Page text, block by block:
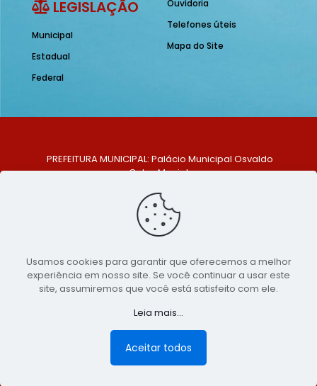
LEGISLAÇÃO
Municipal
Estadual
Federal
Ouvidoria
Telefones úteis
Mapa do Site
PREFEITURA MUNICIPAL: Palácio Municipal Osvaldo
Celso Maciel
Centro, São Bento do Una - PE. CEP: 553370-128
TELEFONE: (81) 99548-1569
E-MAIL: ouvidoria@saobentodouna.pe.gov.br
Copyright 2021-2026 - Assessoria de Comunicação da
Prefeitura de São Bento do Una - PE
publicidadeLumusWeb - Agência Digital
Usamos cookies para garantir que oferecemos a melhor
experiência em nosso site. Se você continuar a usar este
site, assumiremos que você está satisfeito com ele.
Leia mais...
Aceitar todos